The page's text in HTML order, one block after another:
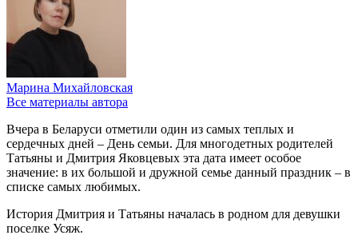
Марина Михайловская
Все материалы автора
Вчера в Беларуси отметили один из самых теплых и
сердечных дней – День семьи. Для многодетных родителей
Татьяны и Дмитрия Яковцевых эта дата имеет особое
значение: в их большой и дружной семье данный праздник – в
списке самых любимых.
История Дмитрия и Татьяны началась в родном для девушки
поселке Усяж.